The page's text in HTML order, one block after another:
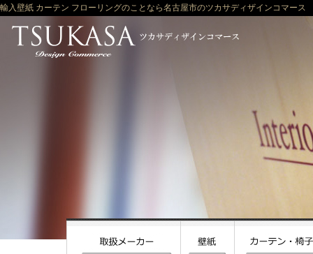
輸入壁紙 カーテン フローリングのことなら名古屋市のツカサディザインコマース